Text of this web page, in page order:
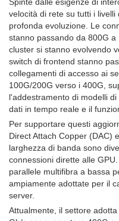
velocità di rete su tutti i
profonda evoluzione. Le
stanno passando da 800G
cluster si stanno evolvendo
switch di frontend stanno
collegamenti di accesso ai
100G/200G verso i 400G,
l'addestramento di modelli
dati in tempo reale e il
Per supportare questi
Direct Attach Copper (DAC)
larghezza di banda sono
connessioni dirette alle
parallele multifibra a bassa
ampiamente adottate per il
server.
Attualmente, il settore